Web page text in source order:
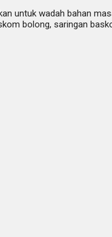
untuk wadah bahan
bolong, saringan